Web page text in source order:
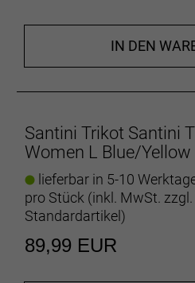
IN DEN
Santini Trikot Santini
Women L Blue/Yellow
lieferbar in 5-10
pro Stück (inkl. MwSt. zzgl.
Standardartikel)
89,99 EUR